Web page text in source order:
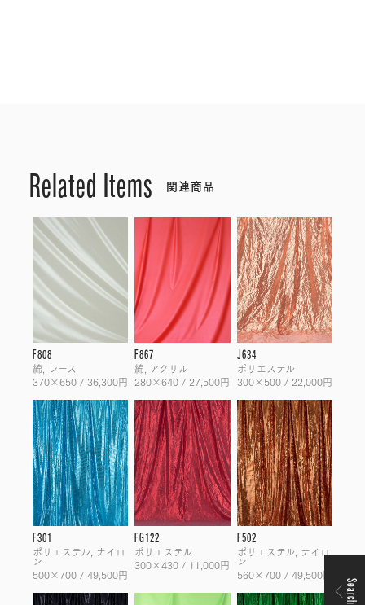
Related Items 関連商品
F808
綿, レース
370×650 / 36,300円
F867
綿, アクリル
280×640 / 27,500円
J634
ポリエステル
300×500 / 22,000円
F301
ポリエステル, ナイロ
ン
500×700 / 49,500円
FG122
ポリエステル
300×430 / 11,000円
F502
ポリエステル, ナイロ
ン
560×700 / 49,500円
Search